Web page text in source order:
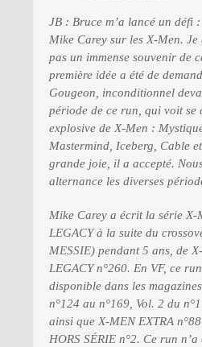
JB : Bruce m’a lancé un défi
Mike Carey sur les X-Men.
pas un immense souvenir de
première idée a été de
Gougeon, inconditionnel
période de ce run, qui voit se
explosive de X-Men :
Mastermind, Iceberg, Cable
grande joie, il a accepté.
alternance les diverses
Mike Carey a écrit la série X-
LEGACY à la suite du
MESSIE) pendant 5 ans, de
LEGACY n°260. En VF, ce
disponible dans les
n°124 au n°169, Vol. 2 du
ainsi que X-MEN EXTRA
HORS SÉRIE n°2. Ce run